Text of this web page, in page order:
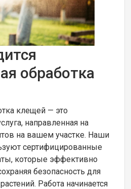
обработка
клещей — это
направленная на
на вашем участке. Наши
сертифицированные
которые эффективно
безопасность для
Работа начинается